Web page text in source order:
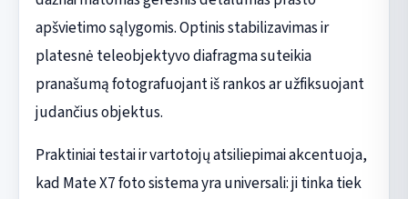
apšvietimo sąlygomis. Optinis stabilizavimas ir
platesnė teleobjektyvo diafragma suteikia
pranašumą fotografuojant iš rankos ar užfiksuojant
judančius objektus.
Praktiniai testai ir vartotojų atsiliepimai akcentuoja,
kad Mate X7 foto sistema yra universali: ji tinka tiek